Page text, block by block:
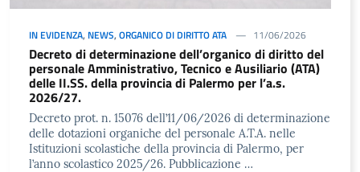
IN EVIDENZA, NEWS, ORGANICO DI DIRITTO ATA 11/06/2026
Decreto di determinazione dell’organico di diritto del
personale Amministrativo, Tecnico e Ausiliario (ATA)
delle II.SS. della provincia di Palermo per l’a.s.
2026/27.
Decreto prot. n. 15076 dell’11/06/2026 di determinazione
delle dotazioni organiche del personale A.T.A. nelle
Istituzioni scolastiche della provincia di Palermo, per
l’anno scolastico 2025/26. Pubblicazione …